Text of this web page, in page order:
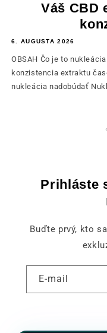
Váš CBD
6. AUGUSTA 2026
OBSAH Čo je to
konzistencia extraktu
nukleácia nadobúdať
Prihláste
Buďte prvý, kto
E-mail